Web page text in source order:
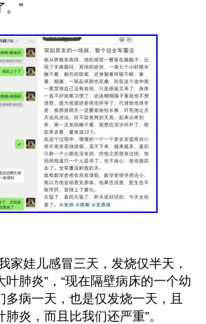
。”
家娃儿感冒三天，发烧仅半天，
叶肺炎”，“现在隔壁病床的一个幼
多病一天，也是仅发烧一天，且
炎，而且比我们还严重”。